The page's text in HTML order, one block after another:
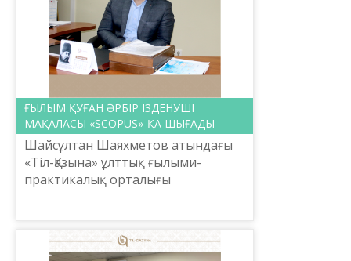
ҒЫЛЫМ ҚУҒАН ӘРБІР ІЗДЕНУШІ
МАҚАЛАСЫ «SCOPUS»-ҚА ШЫҒАДЫ
Шайсұлтан Шаяхметов атындағы
«Тіл-Қазына» ұлттық ғылыми-
практикалық орталығы
маман Нұржан Бижомартұлының
көлемді мақалас...